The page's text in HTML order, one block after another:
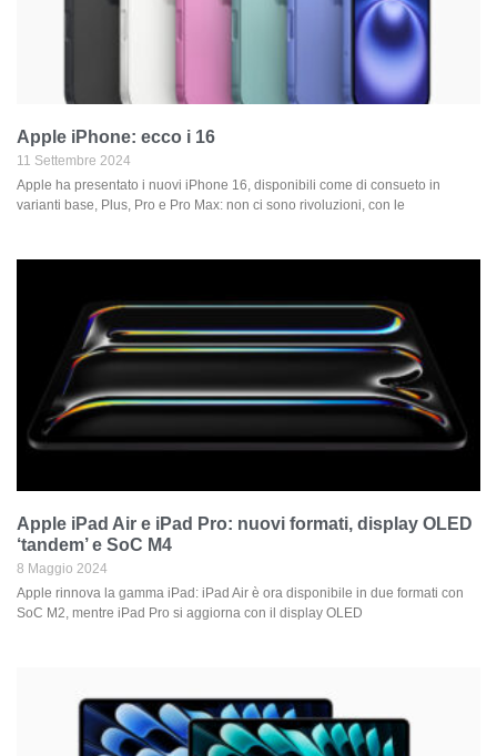
Apple iPhone: ecco i 16
11 Settembre 2024
Apple ha presentato i nuovi iPhone 16, disponibili come di consueto in
varianti base, Plus, Pro e Pro Max: non ci sono rivoluzioni, con le
Apple iPad Air e iPad Pro: nuovi formati, display OLED
‘tandem’ e SoC M4
8 Maggio 2024
Apple rinnova la gamma iPad: iPad Air è ora disponibile in due formati con
SoC M2, mentre iPad Pro si aggiorna con il display OLED